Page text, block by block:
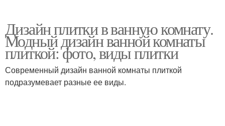
Дизайн плитки в ванную комнату.
Модный дизайн ванной комнаты
плиткой: фото, виды плитки
Современный дизайн ванной комнаты плиткой
подразумевает разные ее виды.